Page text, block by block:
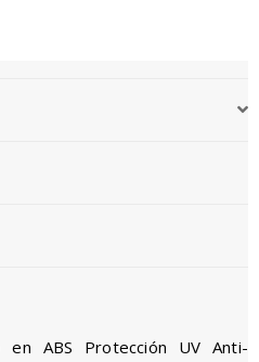
en ABS Protección UV Anti-